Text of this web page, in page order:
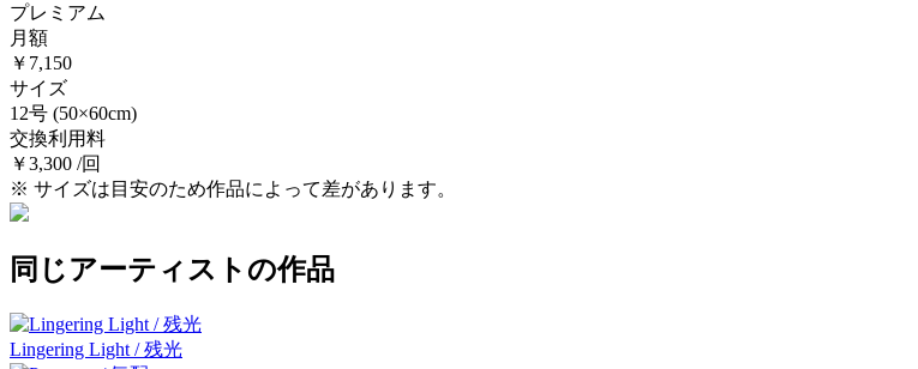
プレミアム
月額
￥7,150
サイズ
12号 (50×60cm)
交換利用料
￥3,300 /回
※ サイズは目安のため作品によって差があります。
同じアーティストの作品
Lingering Light / 残光